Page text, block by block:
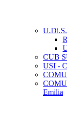
CUB
USI -
Emilia